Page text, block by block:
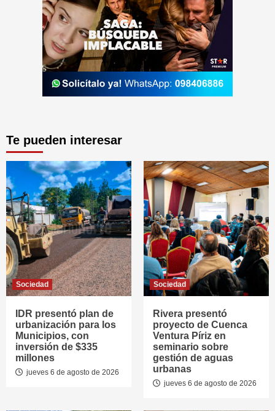
Te pueden interesar
Sociedad
IDR presentó plan de
urbanización para los
Municipios, con
inversión de $335
millones
jueves 6 de agosto de 2026
Sociedad
Rivera presentó
proyecto de Cuenca
Ventura Píriz en
seminario sobre
gestión de aguas
urbanas
jueves 6 de agosto de 2026